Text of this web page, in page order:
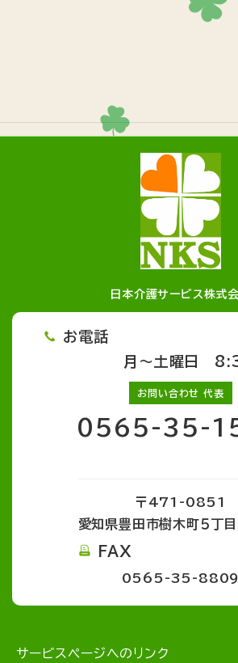
日本介護サービス株式
お電話
月～土曜日
お問い合わせ 代表
0565-35-
〒471-0851
愛知県豊田市樹木町５丁目
FAX
0565-35-8809
サービスページへのリンク